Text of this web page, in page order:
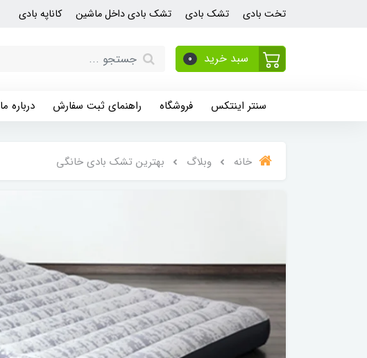
تخت بادی تشک بادی تشک بادی داخل ماشین کاناپه بادی
سبد خرید 0
سنتر اینتکس فروشگاه راهنمای ثبت سفارش درباره ما
خانه وبلاگ بهترین تشک بادی خانگی